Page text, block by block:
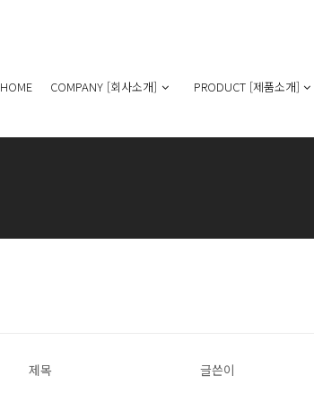
HOME COMPANY [회사소개] PRODUCT [제품소개]
제목 글쓴이